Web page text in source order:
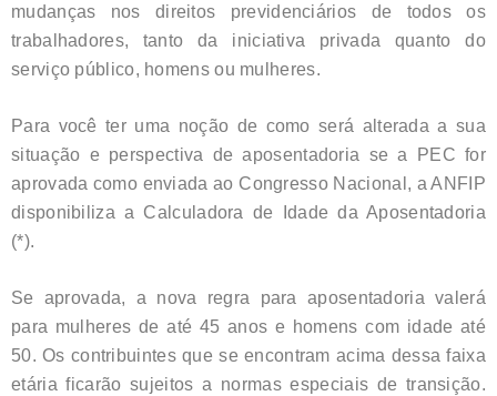
mudanças nos direitos previdenciários de todos os
trabalhadores, tanto da iniciativa privada quanto do
serviço público, homens ou mulheres.
Para você ter uma noção de como será alterada a sua
situação e perspectiva de aposentadoria se a PEC for
aprovada como enviada ao Congresso Nacional, a ANFIP
disponibiliza a Calculadora de Idade da Aposentadoria
(*).
Se aprovada, a nova regra para aposentadoria valerá
para mulheres de até 45 anos e homens com idade até
50. Os contribuintes que se encontram acima dessa faixa
etária ficarão sujeitos a normas especiais de transição.